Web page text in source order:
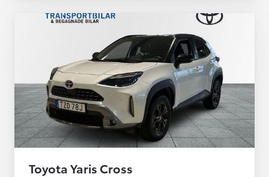
Toyota Yaris Cross